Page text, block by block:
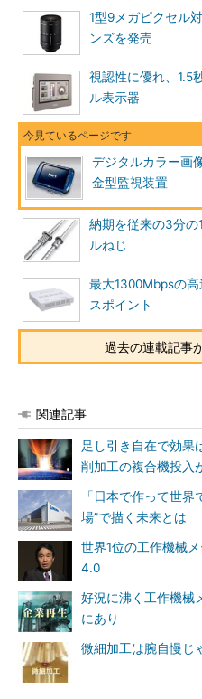
1型9メガピクセル
ンズを発売
視認性に優れ、1.5
ル表示器
デジタルカラー画
金型監視装置
納期を従来の3分の
ルねじ
最大1300Mbpsの
スポイント
過去の連載記事
関連記事
足し引き自在で効果
削加工の複合機投入
「日本で作って世
場”で描く未来とは
世界1位の工作機械
4.0
好況に沸く工作機械
にあり
微細加工は腕自慢じ